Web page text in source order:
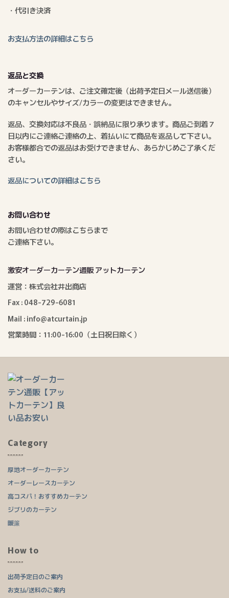
・代引き決済
お支払方法の詳細はこちら
返品と交換
オーダーカーテンは、ご注文確定後（出荷予定日メール送信後）
のキャンセルやサイズ/カラーの変更はできません。
返品、交換対応は不良品・誤納品に限り承ります。商品ご到着７
日以内にご連絡ご連絡の上、着払いにて商品を返品して下さい。
お客様都合での返品はお受けできません、あらかじめご了承くだ
さい。
返品についての詳細はこちら
お問い合わせ
お問い合わせの際はこちらまで
ご連絡下さい。
激安オーダーカーテン通販 アットカーテン
運営：株式会社井出商店
Fax : 048-729-6081
Mail : info@atcurtain.jp
営業時間：11:00-16:00（土日祝日除く）
Category
厚地オーダーカーテン
オーダーレースカーテン
高コスパ！おすすめカーテン
ジブリのカーテン
暖簾
How to
出荷予定日のご案内
お支払/送料のご案内